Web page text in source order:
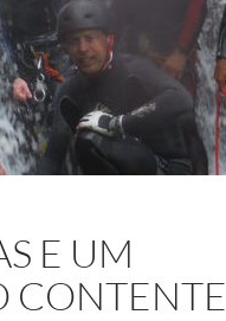
E UM
CONTENTE